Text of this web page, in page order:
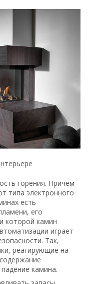
горения. Причем
типа электронного
есть
его
которой камин
играет
Так,
реагирующие на
камина.